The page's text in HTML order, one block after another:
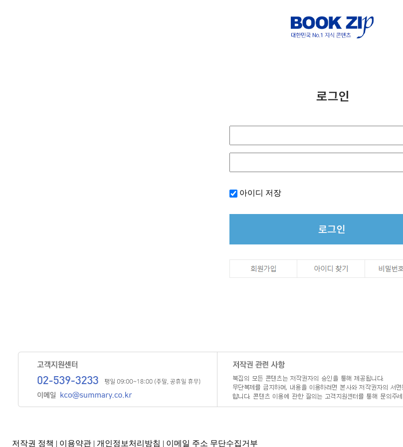
아이디 저장
저작권 정책 | 이용약관 | 개인정보처리방침 | 이메일 주소 무단수집거부